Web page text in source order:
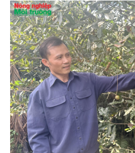
trường đại học, viện nghiên
nghiệp và cộng đồng doanh